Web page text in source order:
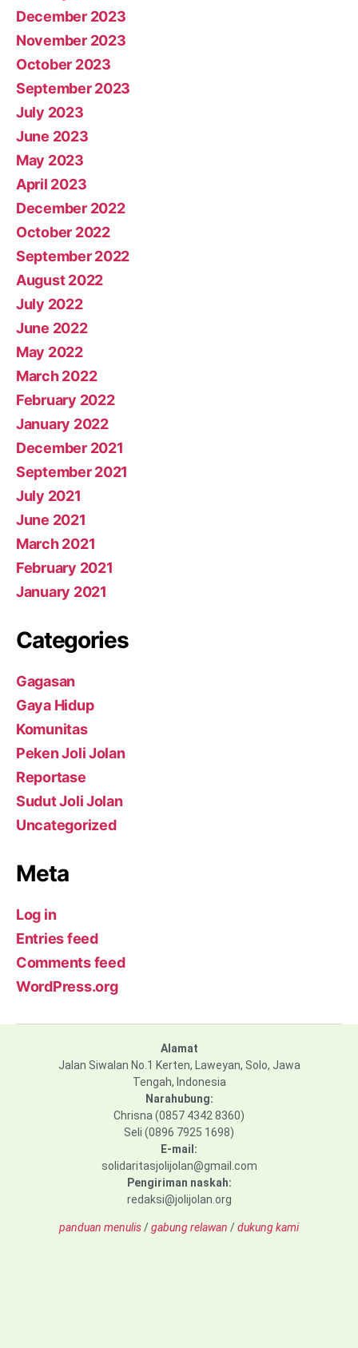
December 2023
November 2023
October 2023
September 2023
July 2023
June 2023
May 2023
April 2023
December 2022
October 2022
September 2022
August 2022
July 2022
June 2022
May 2022
March 2022
February 2022
January 2022
December 2021
September 2021
July 2021
June 2021
March 2021
February 2021
January 2021
Categories
Gagasan
Gaya Hidup
Komunitas
Peken Joli Jolan
Reportase
Sudut Joli Jolan
Uncategorized
Meta
Log in
Entries feed
Comments feed
WordPress.org
Alamat
Jalan Siwalan No.1 Kerten, Laweyan, Solo, Jawa
Tengah, Indonesia
Narahubung:
Chrisna (0857 4342 8360)
Seli (0896 7925 1698)
E-mail:
solidaritasjolijolan@gmail.com
Pengiriman naskah:
redaksi@jolijolan.org
panduan menulis/gabung relawan /dukung kami